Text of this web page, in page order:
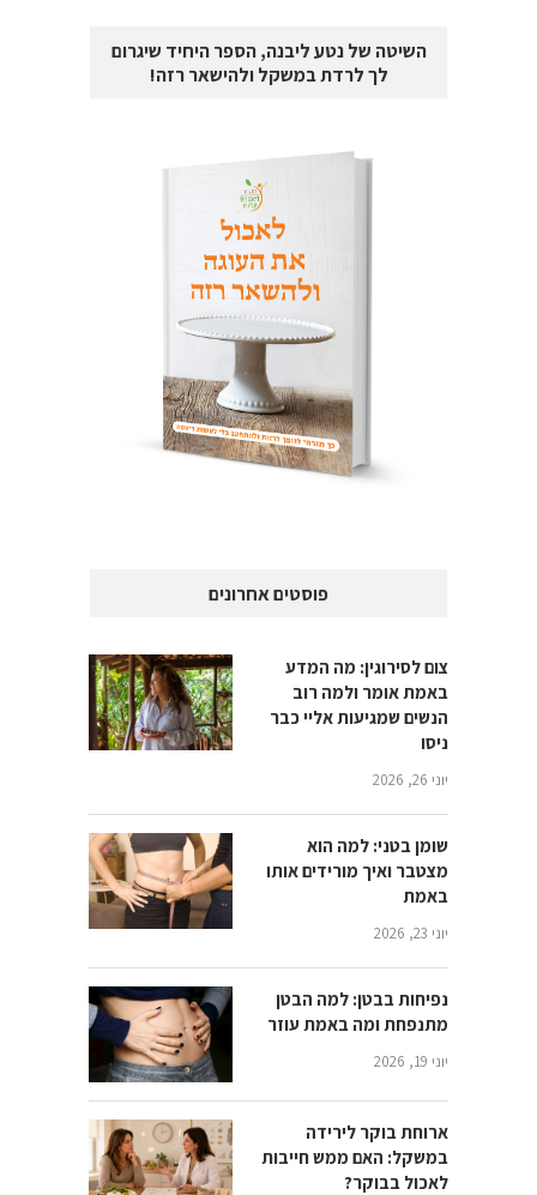
השיטה של נטע ליבנה, הספר היחיד שיגרום
לך לרדת במשקל ולהישאר רזה!
פוסטים אחרונים
צום לסירוגין: מה המדע
באמת אומר ולמה רוב
הנשים שמגיעות אליי כבר
ניסו
יוני 26, 2026
שומן בטני: למה הוא
מצטבר ואיך מורידים אותו
באמת
יוני 23, 2026
נפיחות בבטן: למה הבטן
מתנפחת ומה באמת עוזר
יוני 19, 2026
ארוחת בוקר לירידה
במשקל: האם ממש חייבות
לאכול בבוקר?